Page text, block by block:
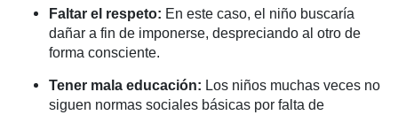
Faltar el respeto: En este caso, el niño buscaría
dañar a fin de imponerse, despreciando al otro de
forma consciente.
Tener mala educación: Los niños muchas veces no
siguen normas sociales básicas por falta de